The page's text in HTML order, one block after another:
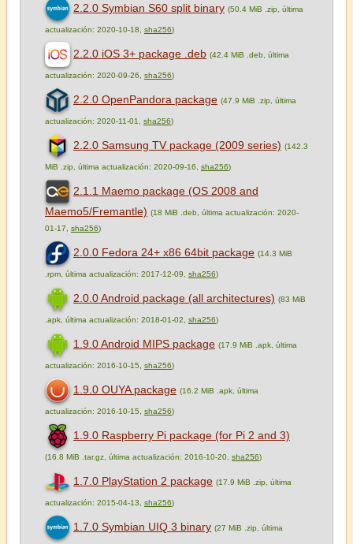
2.2.0 Symbian S60 split binary (50.4 MiB .zip, última
actualización: 2020-10-18, sha256)
2.2.0 iOS 3+ package .deb (42.4 MiB .deb, última
actualización: 2020-09-26, sha256)
2.2.0 OpenPandora package (47.9 MiB .zip, última
actualización: 2020-11-01, sha256)
2.2.0 Samsung TV package (2009 series) (142.3
MiB .zip, última actualización: 2020-09-16, sha256)
2.1.1 Maemo package (OS 2008 and
Maemo5/Fremantle) (18 MiB .deb, última actualización: 2020-
01-17, sha256)
2.0.0 Fedora 24+ x86 64bit package (14.3 MiB
.rpm, última actualización: 2017-12-09, sha256)
2.0.0 Android package (all architectures) (83 MiB
.apk, última actualización: 2018-01-02, sha256)
1.9.0 Android MIPS package (17.9 MiB .apk, última
actualización: 2016-10-15, sha256)
1.9.0 OUYA package (16.2 MiB .apk, última
actualización: 2016-10-15, sha256)
1.9.0 Raspberry Pi package (for Pi 2 and 3)
(16.8 MiB .tar.gz, última actualización: 2016-10-20, sha256)
1.7.0 PlayStation 2 package (17.9 MiB .zip, última
actualización: 2015-04-13, sha256)
1.7.0 Symbian UIQ 3 binary (27 MiB .zip, última